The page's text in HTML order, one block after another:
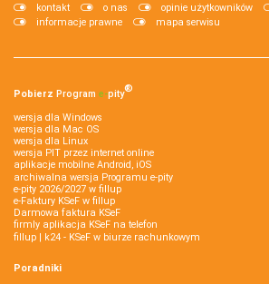
kontakt o nas opinie użytkowników
informacje prawne
mapa serwisu
Pobierz Program e‑pity®
wersja dla Windows
wersja dla Mac OS
wersja dla Linux
wersja PIT przez internet online
aplikacje mobilne Android, iOS
archiwalna wersja Programu e-pity
e-pity 2026/2027 w fillup
e‑Faktury KSeF w fillup
Darmowa faktura KSeF
firmly aplikacja KSeF na telefon
fillup | k24 - KSeF w biurze rachunkowym
Poradniki